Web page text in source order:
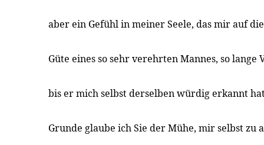
aber ein Gefühl in meiner Seele, das mir auf
Güte eines so sehr verehrten Mannes, so lange
bis er mich selbst derselben würdig erkannt
Grunde glaube ich Sie der Mühe, mir selbst zu